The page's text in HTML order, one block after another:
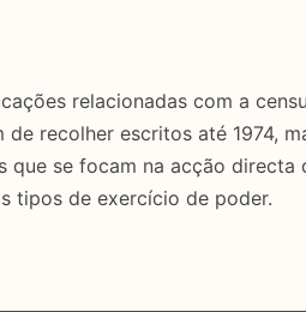
relacionadas com a
de recolher escritos até 1974,
que se focam na acção
tipos de exercício de poder.